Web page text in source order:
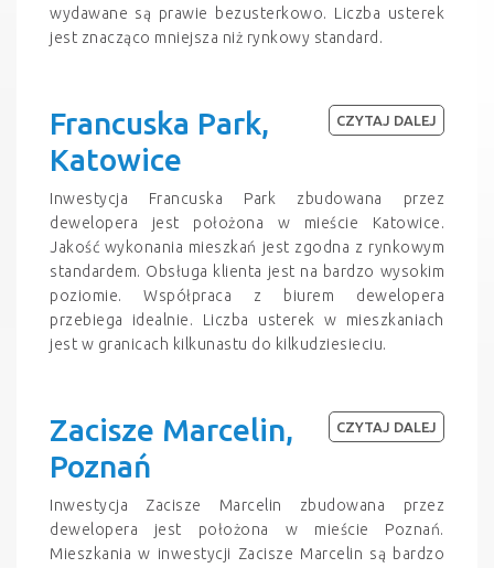
wydawane są prawie bezusterkowo. Liczba usterek
jest znacząco mniejsza niż rynkowy standard.
Francuska Park,
Katowice
Inwestycja Francuska Park zbudowana przez
dewelopera jest położona w mieście Katowice.
Jakość wykonania mieszkań jest zgodna z rynkowym
standardem. Obsługa klienta jest na bardzo wysokim
poziomie. Współpraca z biurem dewelopera
przebiega idealnie. Liczba usterek w mieszkaniach
jest w granicach kilkunastu do kilkudziesieciu.
CZYTAJ DALEJ
Zacisze Marcelin,
Poznań
Inwestycja Zacisze Marcelin zbudowana przez
dewelopera jest położona w mieście Poznań.
Mieszkania w inwestycji Zacisze Marcelin są bardzo
CZYTAJ DALEJ